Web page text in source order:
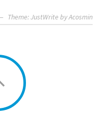
Theme: JustWrite byAcosmin